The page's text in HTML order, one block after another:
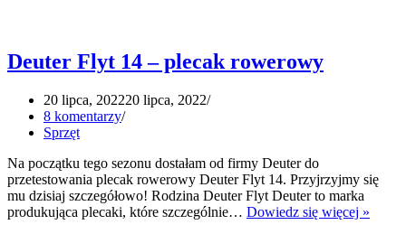
Deuter Flyt 14 – plecak rowerowy
20 lipca, 202220 lipca, 2022
8 komentarzy
Sprzęt
Na początku tego sezonu dostałam od firmy Deuter do
przetestowania plecak rowerowy Deuter Flyt 14. Przyjrzyjmy się
mu dzisiaj szczegółowo! Rodzina Deuter Flyt Deuter to marka
produkująca plecaki, które szczególnie… Dowiedz się więcej »